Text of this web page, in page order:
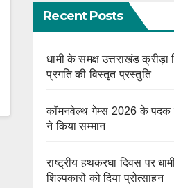
Recent Posts
धामी के समक्ष उत्तराखंड क्रीड़ा
प्रगति की विस्तृत प्रस्तुति
कॉमनवेल्थ गेम्स 2026 के पदक
ने किया सम्मान
राष्ट्रीय हथकरघा दिवस पर
शिल्पकारों को दिया प्रोत्साहन